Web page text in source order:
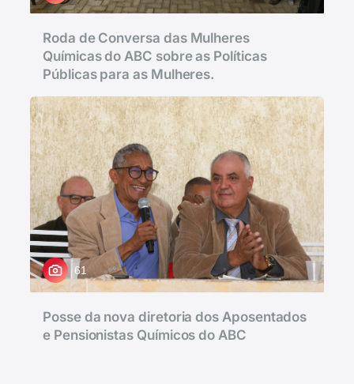
Roda de Conversa das Mulheres
Químicas do ABC sobre as Políticas
Públicas para as Mulheres.
61
Posse da nova diretoria dos Aposentados
e Pensionistas Químicos do ABC